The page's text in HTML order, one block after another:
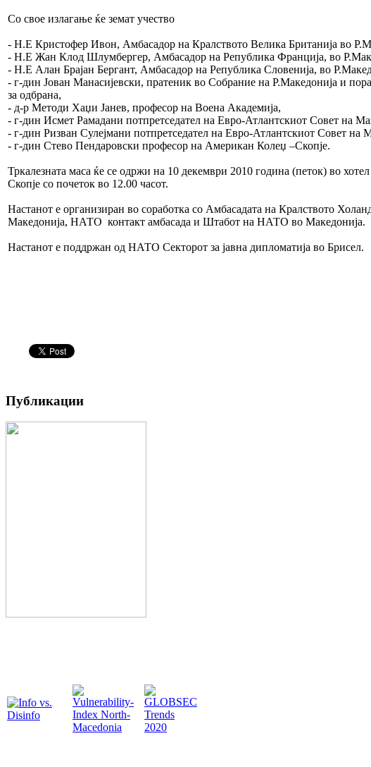
Со свое излагање ќе земат учество
- Н.Е Кристофер Ивон, Амбасадор на Кралството Велика Британија во
- H.Е Жан Клод Шлумбергер, Амбасадор на Република Франција, во
- Н.Е Алан Брајан Бергант, Амбасадор на Република Словенија, во
- г-дин Јован Mанасијевски, пратеник во Собрание на Р.Mакедонија и
за одбрана,
- д-р Методи Хаџи Јанев, професор на Воена Академија,
- г-дин Исмет Рамадани потпретседател на Евро-Атлантскиот Совет на
- г-дин Ризван Сулејмани потпретседател на Евро-Атлантскиот Совет на
- г-дин Стево Пендаровски професор на Американ Колеџ –Скопје.
Тркалезната маса ќе се одржи на 10 декември 2010 година (петок) во
Скопје со почеток во 12.00 часот.
Настанот е организиран во соработка со Амбасадата на Кралството
Македонија, НАТО контакт амбасада и Штабот на НАТО во Македонија.
Настанот е поддржан од НАТО Секторот за јавна дипломатија во Брисел.
Публикации